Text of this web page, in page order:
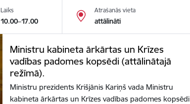
Laiks
10.00–17.00
Atrašanās vieta
attālināti
Ministru kabineta ārkārtas un Krīzes
vadības padomes kopsēdi (attālinātajā
režīmā).
Ministru prezidents Krišjānis Kariņš vada Ministru
kabineta ārkārtas un Krīzes vadības padomes kopsēdi